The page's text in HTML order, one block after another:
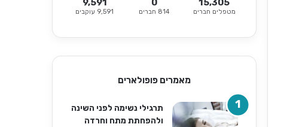
15,305
מטפלים חברים
0
814 חברים
9,591
9,591 עוקבים
מאמרים פופולארים
תרגילי נשימה לפני השינה
ולהפחתת מתח וחרדה